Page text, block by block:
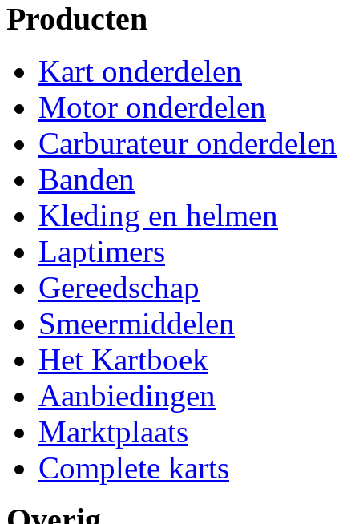
Producten
Kart onderdelen
Motor onderdelen
Carburateur onderdelen
Banden
Kleding en helmen
Laptimers
Gereedschap
Smeermiddelen
Het Kartboek
Aanbiedingen
Marktplaats
Complete karts